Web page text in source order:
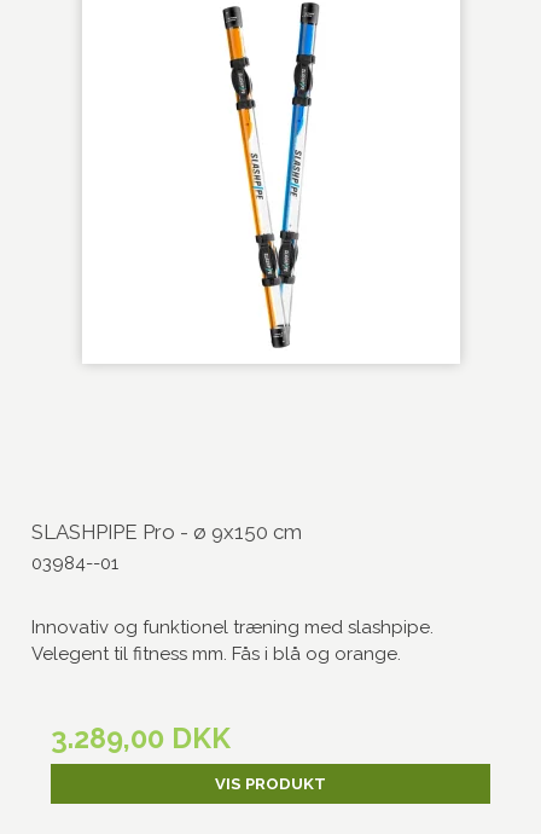
SLASHPIPE Pro - ø 9x150 cm
03984--01
Innovativ og funktionel træning med slashpipe.
Velegent til fitness mm. Fås i blå og orange.
3.289,00 DKK
VIS PRODUKT